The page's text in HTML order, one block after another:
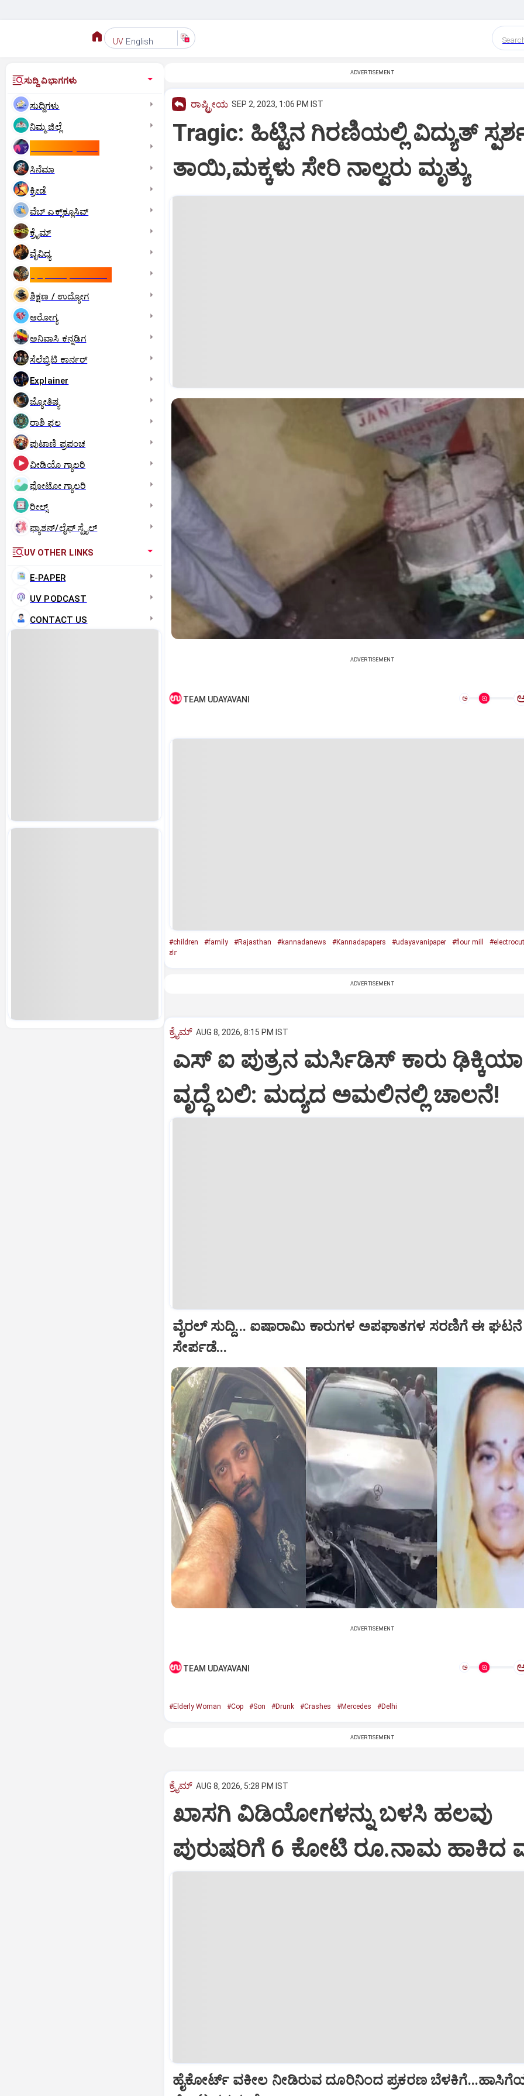
UV English
ಸುದ್ದಿ ವಿಭಾಗಗಳು
ಸುದ್ದಿಗಳು
ನಿಮ್ಮ ಜಿಲ್ಲೆ
ಸಿನೆಮಾ
ಕ್ರೀಡೆ
ವೆಬ್ ಎಕ್ಸ್‌ಕ್ಲೂಸಿವ್
ಕ್ರೈಮ್
ವೈವಿಧ್ಯ
ಶಿಕ್ಷಣ / ಉದ್ಯೋಗ
ಆರೋಗ್ಯ
ಅನಿವಾಸಿ ಕನ್ನಡಿಗ
ಸೆಲೆಬ್ರಿಟಿ ಕಾರ್ನರ್‌
Explainer
ಜ್ಯೋತಿಷ್ಯ
ರಾಶಿ ಫಲ
ಪುಟಾಣಿ ಪ್ರಪಂಚ
ವೀಡಿಯೊ ಗ್ಯಾಲರಿ
ಫೋಟೋ ಗ್ಯಾಲರಿ
ರೀಲ್ಸ್
ಫ್ಯಾಶನ್/ಲೈಫ್‌ ಸ್ಟೈಲ್
UV OTHER LINKS
E-PAPER
UV PODCAST
CONTACT US
ADVERTISEMENT
ರಾಷ್ಟ್ರೀಯ SEP 2, 2023, 1:06 PM IST
Tragic: ಹಿಟ್ಟಿನ ಗಿರಣಿಯಲ್ಲಿ ವಿದ್ಯುತ್‌
ತಾಯಿ,ಮಕ್ಕಳು ಸೇರಿ ನಾಲ್ವರು ಮೃತ್ಯು
ADVERTISEMENT
TEAM UDAYAVANI ಅ
#children #family #Rajasthan #kannadanews #Kannadapapers #udayavanipaper #flour mill
ರ್ಶ
ADVERTISEMENT
ಕ್ರೈಮ್ AUG 8, 2026, 8:15 PM IST
ಎಸ್ ಐ ಪುತ್ರನ ಮರ್ಸಿಡಿಸ್‌ ಕಾರು
ವೃದ್ಧೆ ಬಲಿ: ಮದ್ಯದ ಅಮಲಿನಲ್ಲಿ ಚಾಲನೆ!
ವೈರಲ್ ಸುದ್ದಿ... ಐಷಾರಾಮಿ ಕಾರುಗಳ ಅಪಘಾತಗಳ ಸರಣಿಗೆ ಈ ಘಟನೆ
ಸೇರ್ಪಡೆ...
ADVERTISEMENT
TEAM UDAYAVANI ಅ
#Elderly Woman #Cop #Son #Drunk #Crashes #Mercedes #Delhi
ADVERTISEMENT
ಕ್ರೈಮ್ AUG 8, 2026, 5:28 PM IST
ಖಾಸಗಿ ವಿಡಿಯೋಗಳನ್ನು ಬಳಸಿ ಹಲವು
ಪುರುಷರಿಗೆ 6 ಕೋಟಿ ರೂ.ನಾಮ
ಹೈಕೋರ್ಟ್‌ ವಕೀಲ ನೀಡಿರುವ ದೂರಿನಿಂದ ಪ್ರಕರಣ